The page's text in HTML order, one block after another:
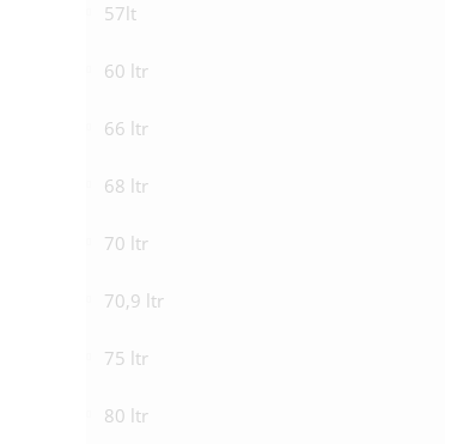
57lt
60 ltr
66 ltr
68 ltr
70 ltr
70,9 ltr
75 ltr
80 ltr